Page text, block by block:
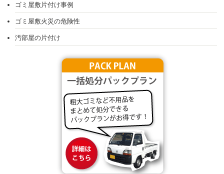
ゴミ屋敷片付け事例
ゴミ屋敷火災の危険性
汚部屋の片付け